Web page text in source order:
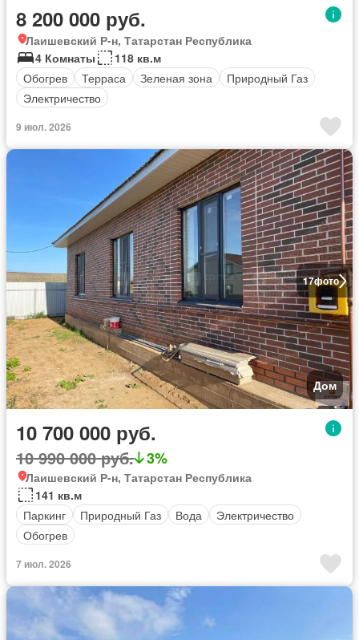
8 200 000 руб.
Лаишевский Р-н, Татарстан Республика
4 Комнаты
118 кв.м
Обогрев
Терраса Зеленая зона
Природный Газ
Электричество
9 июл. 2026
17фото
Дом
10 700 000 руб.
10 990 000 руб. 3%
Лаишевский Р-н, Татарстан Республика
141 кв.м
Паркинг
Природный Газ Вода
Электричество
Обогрев
7 июл. 2026